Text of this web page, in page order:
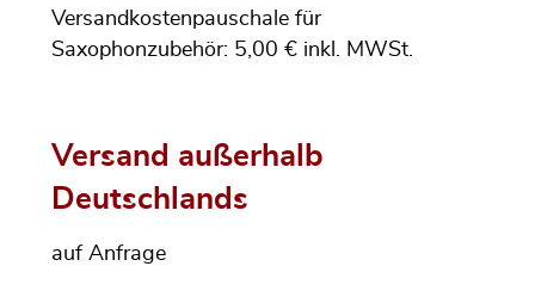
Versandkostenpauschale für
Saxophonzubehör: 5,00 € inkl. MWSt.
Versand außerhalb
Deutschlands
auf Anfrage